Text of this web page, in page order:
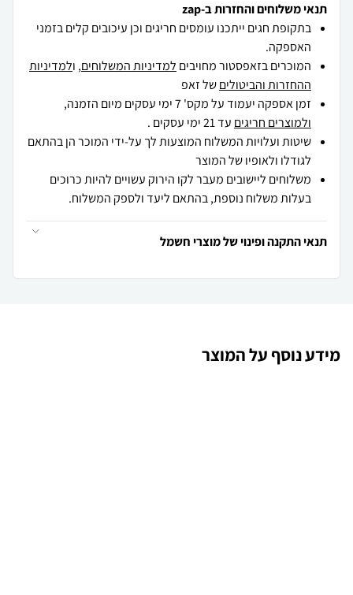
תנאי משלוחים והחזרות ב-zap
בתקופת חגים ייתכנו עומסים חריגים וכן עיכובים קלים בזמני
האספקה.
המוכרים בזאפסטור מחויבים למדיניות המשלוחים, ולמדיניות
ההחזרות והביטוליםשל זאפ
זמן אספקה יעמוד על מקס' 7 ימי עסקים מיום הזמנה,
ולמוצרים חריגים עד 21 ימי עסקים .
שיטות ועלויות המשלוח המוצעות לך על-ידי המוכר הן בהתאם
לגודלו ולאופיו של המוצר
משלוחים ליישובים מעבר לקו הירוק עשויים להיות כרוכים
בעלות משלוח נוספת, בהתאם ליעד ולספק המשלוח.
תנאי התקנה ופינוי של מוצרי חשמל
מידע נוסף על המוצר